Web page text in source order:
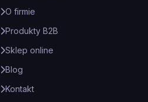
O firmie
Produkty B2B
Sklep online
Blog
Kontakt